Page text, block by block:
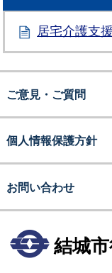
居宅介護支
ご意見・ご質問
個人情報保護方針
お問い合わせ
結城